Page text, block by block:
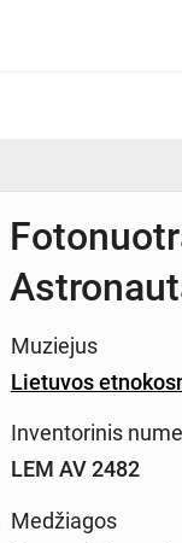
Muziejus
Lietuvos
Inventorinis
LEM AV 2482
Medžiagos